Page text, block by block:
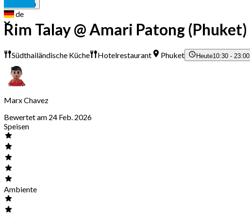
Anmelden
de
Rim Talay @ Amari Patong (Phuket)
Südthailändische Küche Hotelrestaurant Phuket Heute10:30 - 23:00
Marx Chavez
Bewertet am 24 Feb. 2026
Speisen
Ambiente